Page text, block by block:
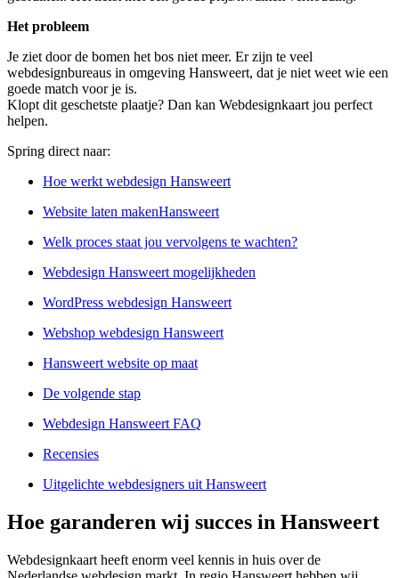
Het probleem
Je ziet door de bomen het bos niet meer. Er zijn te veel
webdesignbureaus in omgeving Hansweert, dat je niet weet wie een
goede match voor je is.
Klopt dit geschetste plaatje? Dan kan Webdesignkaart jou perfect
helpen.
Spring direct naar:
Hoe werkt webdesign Hansweert
Website laten makenHansweert
Welk proces staat jou vervolgens te wachten?
Webdesign Hansweert mogelijkheden
WordPress webdesign Hansweert
Webshop webdesign Hansweert
Hansweert website op maat
De volgende stap
Webdesign Hansweert FAQ
Recensies
Uitgelichte webdesigners uit Hansweert
Hoe garanderen wij succes in Hansweert
Webdesignkaart heeft enorm veel kennis in huis over de